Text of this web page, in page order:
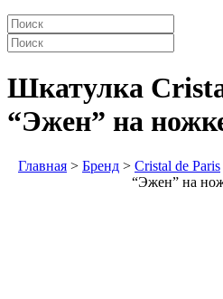
Шкатулка
“Эжен” на
Главная > Бренд > Cristal de Paris
“Эжен” на